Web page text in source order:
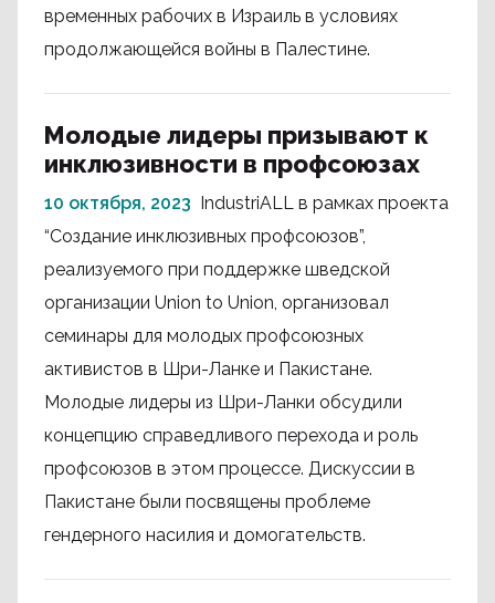
временных рабочих в Израиль в условиях
продолжающейся войны в Палестине.
Молодые лидеры призывают к
инклюзивности в профсоюзах
10 октября, 2023 IndustriALL в рамках проекта
“Создание инклюзивных профсоюзов”,
реализуемого при поддержке шведской
организации Union to Union, организовал
семинары для молодых профсоюзных
активистов в Шри-Ланке и Пакистане.
Молодые лидеры из Шри-Ланки обсудили
концепцию справедливого перехода и роль
профсоюзов в этом процессе. Дискуссии в
Пакистане были посвящены проблеме
гендерного насилия и домогательств.